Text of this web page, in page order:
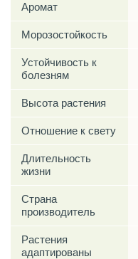
Аромат
Морозостойкость
Устойчивость к
болезням
Высота растения
Отношение к свету
Длительность
жизни
Страна
производитель
Растения
адаптированы